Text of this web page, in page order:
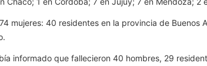
mujeres: 40 residentes en la provincia de
informado que fallecieron 40 hombres, 29